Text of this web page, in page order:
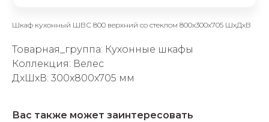
Шкаф кухонный ШВС 800 верхний со стеклом 800х300х705 ШхДхВ
Товарная_группа: Кухонные шкафы
Коллекция: Велес
ДxШxВ: 300x800x705 мм
Вас также может заинтересовать